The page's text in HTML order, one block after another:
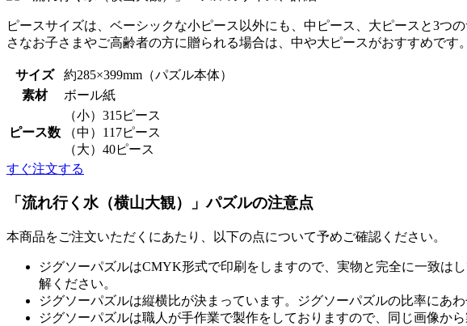
ピースサイズは、ベーシックな小ピース以外にも、中ピース、大ピースと3
さなお子さまやご高齢者の方に贈られる場合は、中や大ピースがおすすめです。
サイズ
約285×399mm（パズル本体）
素材
ボール紙
ピース数
（小）315ピース
（中）117ピース
（大）40ピース
すぐ注文する
「流れ行く水（横山大観）」パズルの注意点
本商品をご注文いただくにあたり、以下の点について予めご確認ください。
ジグソーパズルはCMYK形式で印刷をしますので、実物と完全に一致は
解ください。
ジグソーパズルは縦横比が決まっています。ジグソーパズルの比率にあ
ジグソーパズルは職人が手作業で製作をしておりますので、同じ画像か